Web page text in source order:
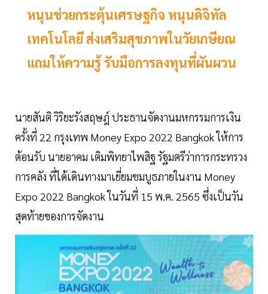
หนุนช่วยกระตุ้นเศรษฐกิจ หนุนดิจิทัล
เทคโนโลยี ส่งเสริมสุขภาพในวัยเกษียณ
แถมให้ความรู้ รับมือการลงทุนที่ผันผวน
นายสันติ วิริยะรังสฤษฎ์ ประธานจัดงานมหกรรมการเงิน
ครั้งที่ 22 กรุงเทพ Money Expo 2022 Bangkok ให้การ
ต้อนรับ นายอาคม เติมพิทยาไพสิฐ รัฐมตรีว่าการกระทรวง
การคลัง ที่ได้เดินทางมาเยี่ยมชมบูธภายในงาน Money
Expo 2022 Bangkok ในวันที่ 15 พ.ค. 2565 ซึ่งเป็นวัน
สุดท้ายของการจัดงาน